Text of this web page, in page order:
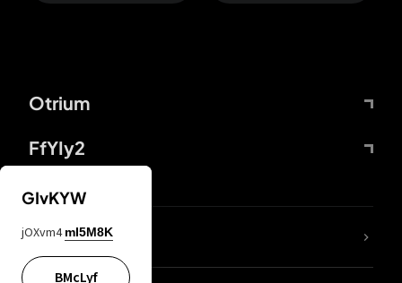
Otrium
FfYIy2
DDcvSo
GIvKYW
jOXvm4 mI5M8K
BMcLyf